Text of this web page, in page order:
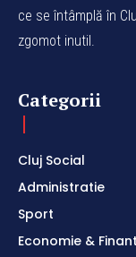
ce se întâmplă în
zgomot inutil.
Categorii
Cluj Social
Administratie
Sport
Economie &